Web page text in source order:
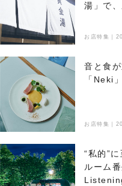
湯」で
お店特集｜
音と食
「Neki
お店特集｜
“私的”
ルーム